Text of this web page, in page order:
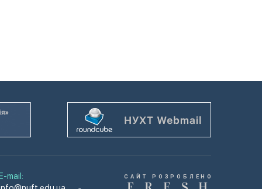
mail:
САЙТ РОЗРОБЛЕНО